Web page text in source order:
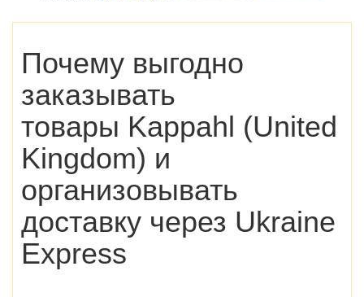
Почему выгодно
заказывать
товары Kappahl (United
Kingdom) и
организовывать
доставку через Ukraine
Express